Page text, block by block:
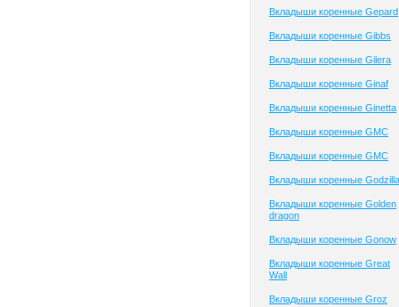
Вкладыши коренные Gepard
Вкладыши коренные Gibbs
Вкладыши коренные Gilera
Вкладыши коренные Ginaf
Вкладыши коренные Ginetta
Вкладыши коренные GMC
Вкладыши коренные GMC
Вкладыши коренные Godzilla
Вкладыши коренные Golden
dragon
Вкладыши коренные Gonow
Вкладыши коренные Great
Wall
Вкладыши коренные Groz